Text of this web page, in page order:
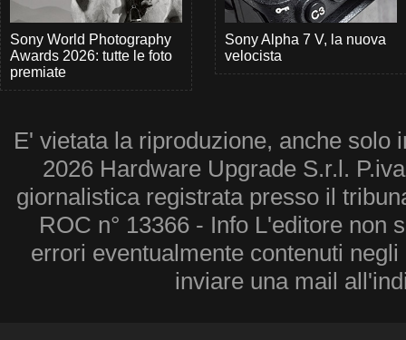
Sony World Photography
Awards 2026: tutte le foto
premiate
Sony Alpha 7 V, la nuova
velocista
E' vietata la riproduzione, anche solo
2026 Hardware Upgrade S.r.l.
giornalistica registrata presso il
ROC n° 13366 - Info L'editore non
errori eventualmente contenuti
inviare una mail